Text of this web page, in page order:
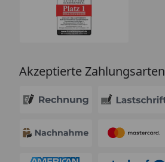
Akzeptierte Zahlungsarten